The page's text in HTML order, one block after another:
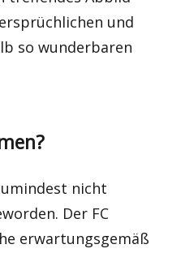
und
so wunderbaren
nicht
Der FC
erwartungsgemäß